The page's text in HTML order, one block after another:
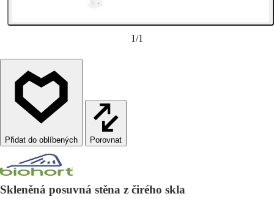
1/1
Porovnat
Skleněná posuvná stěna z čirého skla